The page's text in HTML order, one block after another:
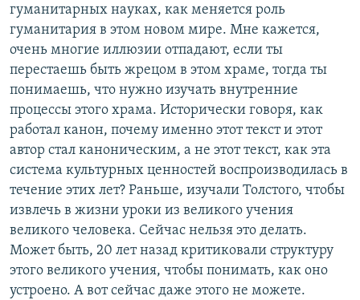
гуманитарных науках, как меняется роль
гуманитария в этом новом мире. Мне кажется,
очень многие иллюзии отпадают, если ты
перестаешь быть жрецом в этом храме, тогда ты
понимаешь, что нужно изучать внутренние
процессы этого храма. Исторически говоря, как
работал канон, почему именно этот текст и этот
автор стал каноническим, а не этот текст, как эта
система культурных ценностей воспроизводилась в
течение этих лет? Раньше, изучали Толстого, чтобы
извлечь в жизни уроки из великого учения
великого человека. Сейчас нельзя это делать.
Может быть, 20 лет назад критиковали структуру
этого великого учения, чтобы понимать, как оно
устроено. А вот сейчас даже этого не можете.